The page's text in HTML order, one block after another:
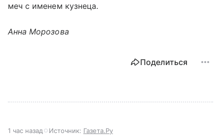
меч с именем кузнеца.
Анна Морозова
Поделиться
1 час назад Источник: Газета.Ру